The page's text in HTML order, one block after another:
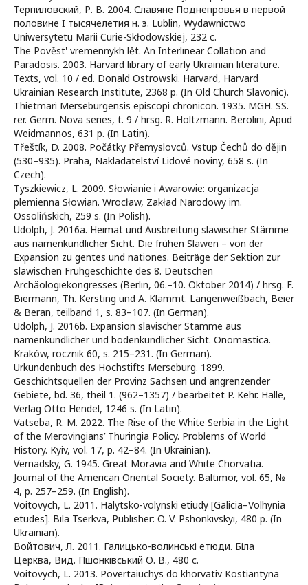
Терпиловский, Р. В. 2004. Славяне Поднепровья в первой
половине I тысячелетия н. э. Lublin, Wydawnictwo
Uniwersytetu Marii Curie-Skłodowskiej, 232 c.
The Pověst' vremennykh lět. An Interlinear Collation and
Paradosis. 2003. Harvard library of early Ukrainian literature.
Texts, vol. 10 / ed. Donald Ostrowski. Harvard, Harvard
Ukrainian Research Institute, 2368 p. (In Old Church Slavonic).
Thietmari Merseburgensis episcopi chronicon. 1935. MGH. SS.
rer. Germ. Nova series, t. 9 / hrsg. R. Holtzmann. Berolini, Apud
Weidmannos, 631 p. (In Latin).
Třeštík, D. 2008. Počátky Přemyslovců. Vstup Čechů do dějin
(530–935). Praha, Nakladatelství Lidové noviny, 658 s. (In
Czech).
Tyszkiewicz, L. 2009. Słowianie i Awarowie: organizacja
plemienna Słowian. Wrocław, Zakład Narodowy im.
Ossolińskich, 259 s. (In Polish).
Udolph, J. 2016a. Heimat und Ausbreitung slawischer Stämme
aus namenkundlicher Sicht. Die frühen Slawen – von der
Expansion zu gentes und nationes. Beiträge der Sektion zur
slawischen Frühgeschichte des 8. Deutschen
Archäologiekongresses (Berlin, 06.–10. Oktober 2014) / hrsg. F.
Biermann, Th. Kersting und A. Klammt. Langenweißbach, Beier
& Beran, teilband 1, s. 83–107. (In German).
Udolph, J. 2016b. Expansion slavischer Stämme aus
namenkundlicher und bodenkundlicher Sicht. Onomastica.
Kraków, rocznik 60, s. 215–231. (In German).
Urkundenbuch des Hochstifts Merseburg. 1899.
Geschichtsquellen der Provinz Sachsen und angrenzender
Gebiete, bd. 36, theil 1. (962–1357) / bearbeitet P. Kehr. Halle,
Verlag Otto Hendel, 1246 s. (In Latin).
Vatseba, R. M. 2022. The Rise of the White Serbia in the Light
of the Merovingians’ Thuringia Policy. Problems of World
History. Kyiv, vol. 17, p. 42–84. (In Ukrainian).
Vernadsky, G. 1945. Great Moravia and White Chorvatia.
Journal of the American Oriental Society. Baltimor, vol. 65, №
4, p. 257–259. (In English).
Voitovych, L. 2011. Halytsko-volynski etiudy [Galicia–Volhynia
etudes]. Bila Tserkva, Publisher: O. V. Pshonkivskyi, 480 p. (In
Ukrainian).
Войтович, Л. 2011. Галицько-волинські етюди. Біла
Церква, Вид. Пшонківський О. В., 480 c.
Voitovych, L. 2013. Povertaiuchys do khorvativ Kostiantyna